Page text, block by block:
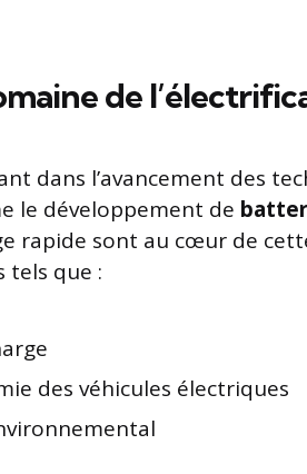
de
dans l’avancement des
le développement de
rapide sont au cœur de
tels que :
des véhicules électriques